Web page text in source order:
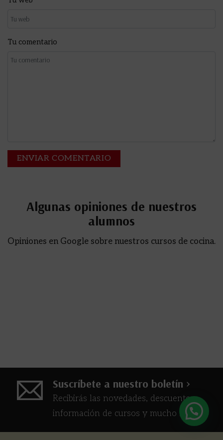
Tu comentario
Algunas opiniones de nuestros
alumnos
Opiniones en Google sobre nuestros cursos de cocina.
Suscríbete a nuestro boletín >
Recibirás las novedades, descuentos,
información de cursos y mucho más...